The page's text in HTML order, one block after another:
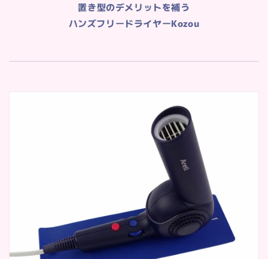
置き型のデメリットを補う
ハンズフリードライヤーKozou